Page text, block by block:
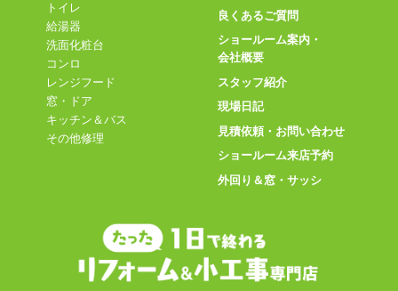
トイレ
給湯器
洗面化粧台
コンロ
レンジフード
窓・ドア
キッチン＆バス
その他修理
良くあるご質問
ショールーム案内・
会社概要
スタッフ紹介
現場日記
見積依頼・お問い合わせ
ショールーム来店予約
外回り＆窓・サッシ